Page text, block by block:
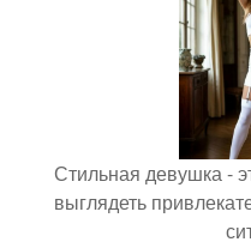
Стильная девушка -
выглядеть